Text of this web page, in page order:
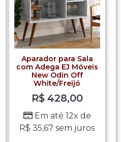
Aparador para Sala
com Adega EJ Móveis
New Odin Off
White/Freijó
R$428,00
Em até 12x de
R$ 35,67 sem juros